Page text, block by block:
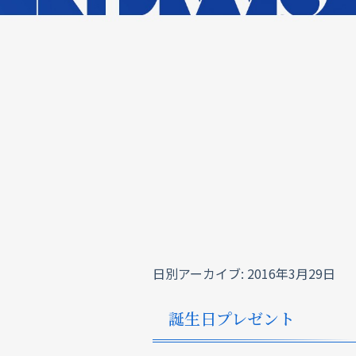
日別アーカイブ: 2016年3月29日
誕生日プレゼント